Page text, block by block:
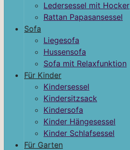
Ledersessel mit Hocker
Rattan Papasansessel
Sofa
Liegesofa
Hussensofa
Sofa mit Relaxfunktion
Für Kinder
Kindersessel
Kindersitzsack
Kindersofa
Kinder Hängesessel
Kinder Schlafsessel
Für Garten